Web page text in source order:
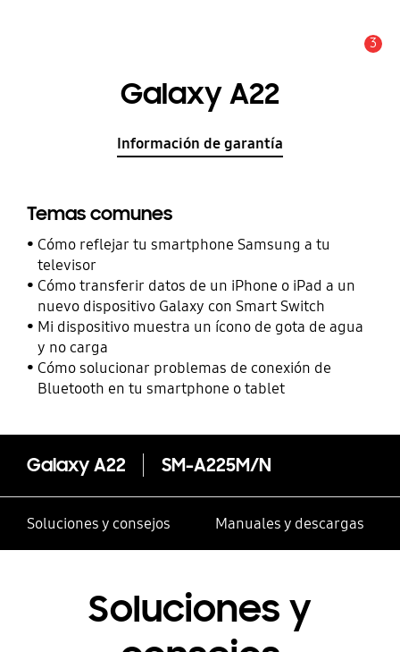
3
Galaxy A22
Información de garantía
Temas comunes
Cómo reflejar tu smartphone Samsung a tu
televisor
Cómo transferir datos de un iPhone o iPad a un
nuevo dispositivo Galaxy con Smart Switch
Mi dispositivo muestra un ícono de gota de agua
y no carga
Cómo solucionar problemas de conexión de
Bluetooth en tu smartphone o tablet
Galaxy A22 SM-A225M/N
Soluciones y consejos Manuales y descargas
Soluciones y